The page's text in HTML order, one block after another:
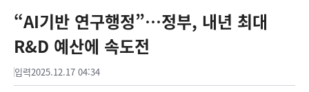
“AI기반 연구행정”…정부, 내년 최대
R&D 예산에 속도전
입력2025.12.17 04:34